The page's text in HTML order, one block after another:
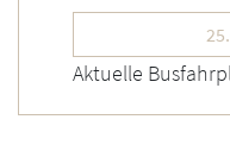
Aktuelle